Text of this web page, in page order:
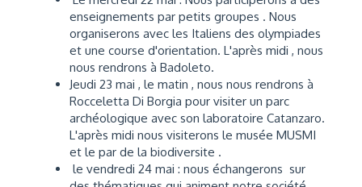
enseignements par petits groupes . Nous
organiserons avec les Italiens des olympiades
et une course d'orientation. L'après midi , nous
nous rendrons à Badoleto.
Jeudi 23 mai , le matin , nous nous rendrons à
Rocceletta Di Borgia pour visiter un parc
archéologique avec son laboratoire Catanzaro.
L'après midi nous visiterons le musée MUSMI
et le par de la biodiversite .
le vendredi 24 mai : nous échangerons sur